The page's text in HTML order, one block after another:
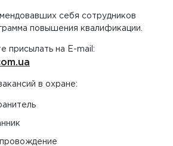
себя сотрудников
повышения квалификации.
присылать на E-mail:
в охране: